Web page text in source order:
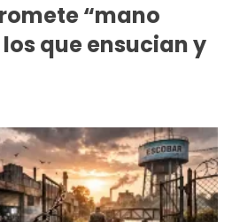
“mano
que ensucian y